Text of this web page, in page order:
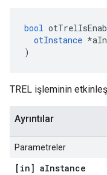
bool
otInstance *
)
TREL işleminin
Ayrıntılar
Parametreler
[in] aInstance